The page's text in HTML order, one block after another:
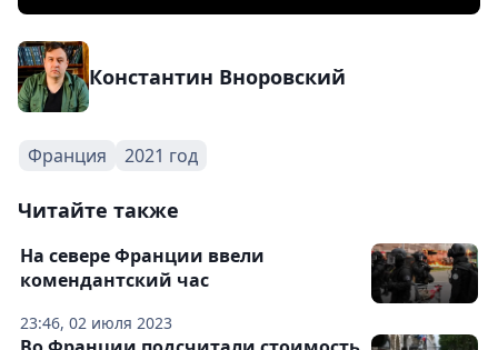
Константин Вноровский
Франция 2021 год
Читайте также
23:46, 02 июля 2023
На севере Франции ввели
комендантский час